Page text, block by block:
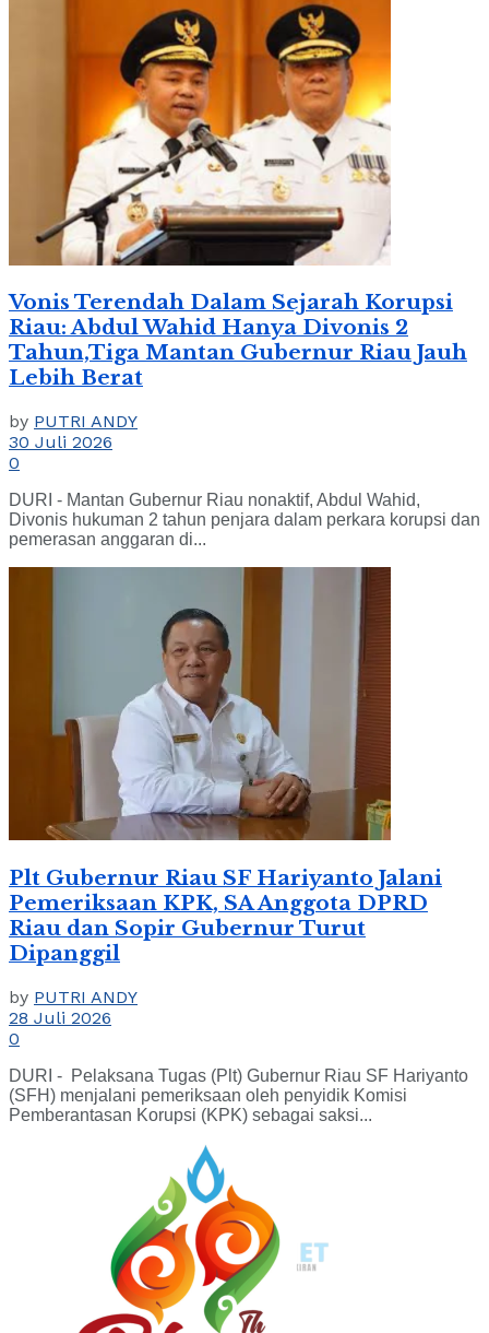
Vonis Terendah Dalam Sejarah Korupsi
Riau: Abdul Wahid Hanya Divonis 2
Tahun,Tiga Mantan Gubernur Riau Jauh
Lebih Berat
by PUTRI ANDY
30 Juli 2026
0
DURI - Mantan Gubernur Riau nonaktif, Abdul Wahid,
Divonis hukuman 2 tahun penjara dalam perkara korupsi dan
pemerasan anggaran di...
Plt Gubernur Riau SF Hariyanto Jalani
Pemeriksaan KPK, SA Anggota DPRD
Riau dan Sopir Gubernur Turut
Dipanggil
by PUTRI ANDY
28 Juli 2026
0
DURI - Pelaksana Tugas (Plt) Gubernur Riau SF Hariyanto
(SFH) menjalani pemeriksaan oleh penyidik Komisi
Pemberantasan Korupsi (KPK) sebagai saksi...